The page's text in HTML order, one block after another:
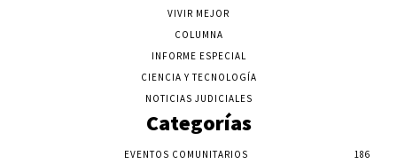
VIVIR MEJOR
COLUMNA
INFORME ESPECIAL
CIENCIA Y TECNOLOGÍA
NOTICIAS JUDICIALES
Categorías
EVENTOS COMUNITARIOS
186